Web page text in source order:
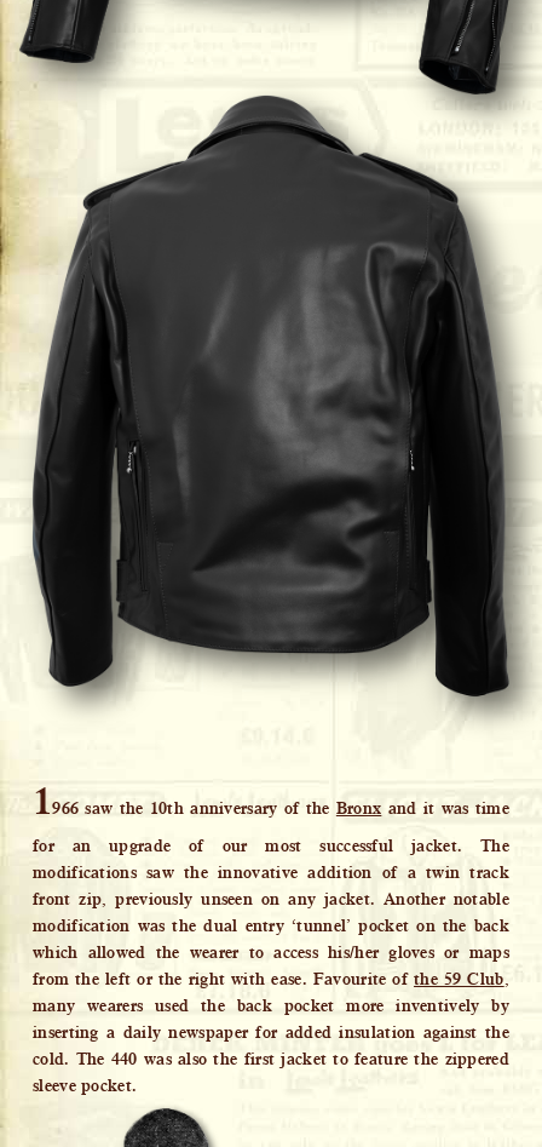
1966 saw the 10th anniversary of the Bronx and it was time
for an upgrade of our most successful jacket. The
modifications saw the innovative addition of a twin track
front zip, previously unseen on any jacket. Another notable
modification was the dual entry ‘tunnel’ pocket on the back
which allowed the wearer to access his/her gloves or maps
from the left or the right with ease. Favourite ofthe 59 Club
many wearers used the back pocket more inventively by
inserting a daily newspaper for added insulation against the
cold. The 440 was also the first jacket to feature the zippered
sleeve pocket.